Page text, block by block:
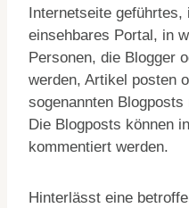
Internetseite
einsehbares Portal, in
Personen, die Blogger
werden, Artikel posten
sogenannten
Die Blogposts können
kommentiert werden.
Hinterlässt eine